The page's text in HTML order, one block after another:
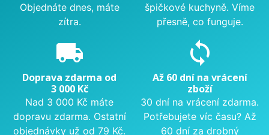
Objednáte dnes, máte
zítra.
špičkové kuchyně. Víme
přesně, co funguje.
local_shipping
Doprava zdarma od
3 000 Kč
Nad 3 000 Kč máte
dopravu zdarma. Ostatní
objednávky už od 79 Kč.
sync
Až 60 dní na vrácení
zboží
30 dní na vrácení zdarma.
Potřebujete víc času? Až
60 dní za drobný